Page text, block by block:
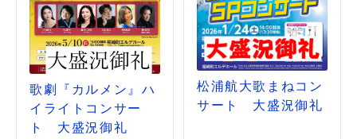
歌劇『カルメン』ハ
イライトコンサー
ト 大盛況御礼
松浦航大歌まねコン
サート 大盛況御礼